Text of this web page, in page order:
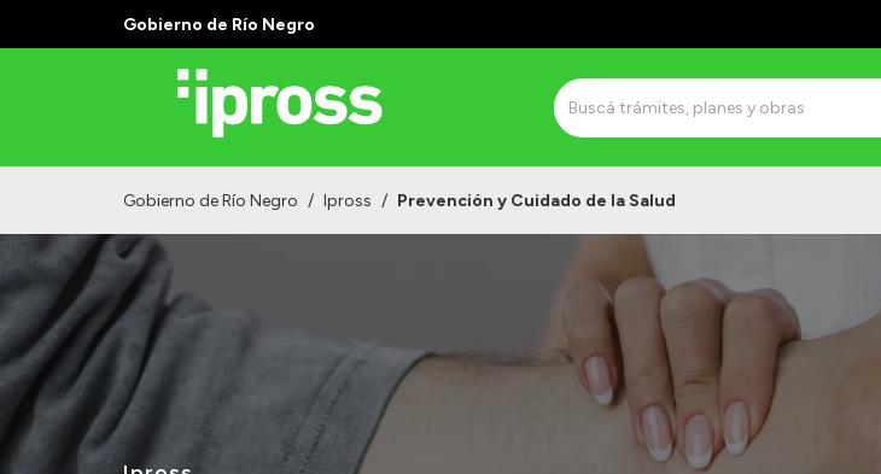
Gobierno de Río Negro
Gobierno de Río Negro / Ipross / Prevención y Cuidado de la Salud